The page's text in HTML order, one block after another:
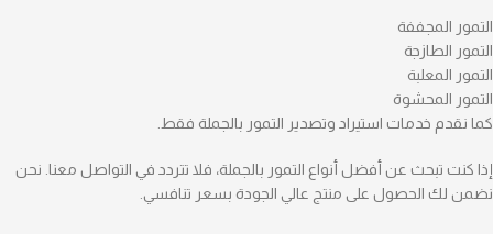
التمور المجففة
التمور الطازجة
التمور المعلبة
التمور المحشوة
كما نقدم خدمات استيراد وتصدير التمور بالجملة فقط.
إذا كنت تبحث عن أفضل أنواع التمور بالجملة، فلا تتردد في التواصل معنا. نحن
نضمن لك الحصول على منتج عالي الجودة بسعر تنافسي.